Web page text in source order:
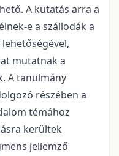
A kutatás arra a
e a szállodák a
mutatnak a
A tanulmány
részében a
témához
kerültek
jellemző